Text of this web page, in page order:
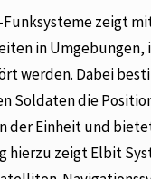
zeigt
in
werden. Dabei
Soldaten die
Einheit und
zeigt Elbit